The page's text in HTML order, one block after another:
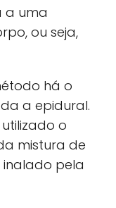
a uma
ou seja,
há o
a epidural.
o
mistura de
inalado pela